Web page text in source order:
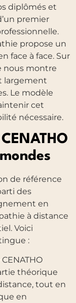
diplômés et
premier
propose un
face à face. Sur
nous montre
largement
Le modèle
cet
nécessaire.
de référence
des
en
à distance
Voici
:
CENATHO
théorique
tout en
en